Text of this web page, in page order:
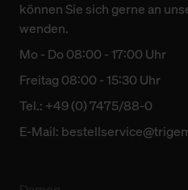
können Sie sich gerne an
wenden.
Mo - Do 08:00 - 17:00 Uhr
Freitag 08:00 - 15:30 Uhr
Tel.: +49 (0) 7475/88-0
E-Mail: